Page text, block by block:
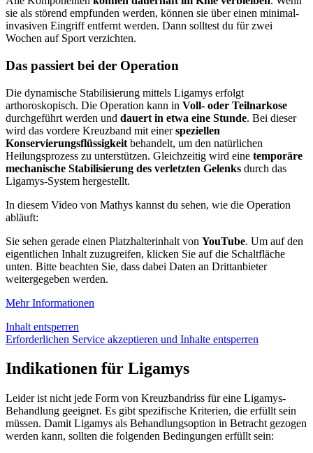
sie als störend empfunden werden, können sie über einen minimal-
invasiven Eingriff entfernt werden. Dann solltest du für zwei
Wochen auf Sport verzichten.
Das passiert bei der Operation
Die dynamische Stabilisierung mittels Ligamys erfolgt
arthoroskopisch. Die Operation kann in Voll- oder Teilnarkose
durchgeführt werden und dauert in etwa eine Stunde. Bei dieser
wird das vordere Kreuzband mit einerspeziellen
Konservierungsflüssigkeit behandelt, um den natürlichen
Heilungsprozess zu unterstützen. Gleichzeitig wird eine temporäre
mechanische Stabilisierung des verletzten Gelenks durch das
Ligamys-System hergestellt.
In diesem Video von Mathys kannst du sehen, wie die Operation
abläuft:
Sie sehen gerade einen Platzhalterinhalt von YouTube. Um auf den
eigentlichen Inhalt zuzugreifen, klicken Sie auf die Schaltfläche
unten. Bitte beachten Sie, dass dabei Daten an Drittanbieter
weitergegeben werden.
Mehr Informationen
Inhalt entsperren
Erforderlichen Service akzeptieren und Inhalte entsperren
Indikationen für Ligamys
Leider ist nicht jede Form von Kreuzbandriss für eine Ligamys-
Behandlung geeignet. Es gibt spezifische Kriterien, die erfüllt sein
müssen. Damit Ligamys als Behandlungsoption in Betracht gezogen
werden kann, sollten die folgenden Bedingungen erfüllt sein: